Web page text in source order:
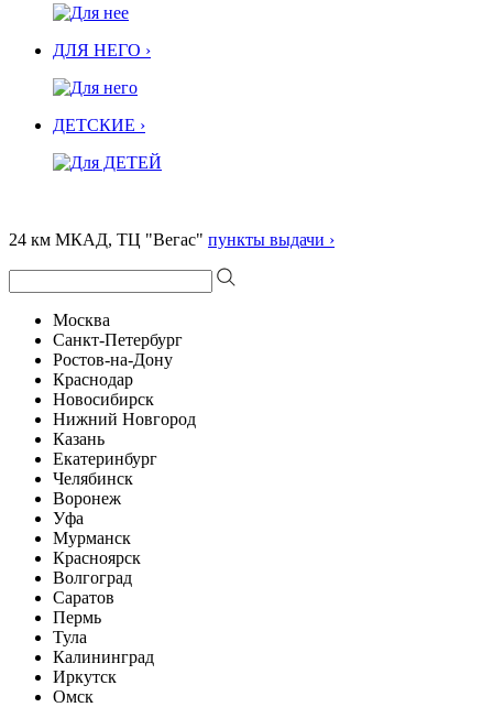
ДЛЯ НЕГО ›
ДЕТСКИЕ ›
24 км МКАД, ТЦ "Вегас" пункты выдачи ›
Москва
Санкт-Петербург
Ростов-на-Дону
Краснодар
Новосибирск
Нижний Новгород
Казань
Екатеринбург
Челябинск
Воронеж
Уфа
Мурманск
Красноярск
Волгоград
Саратов
Пермь
Тула
Калининград
Иркутск
Омск